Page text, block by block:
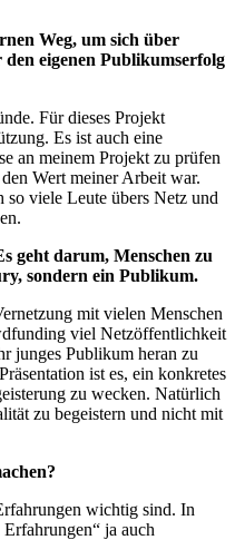
Weg, um sich über
eigenen Publikumserfolg
Für dieses Projekt
Es ist auch eine
an meinem Projekt zu prüfen
Wert meiner Arbeit war.
so viele Leute übers Netz und
geht darum, Menschen zu
sondern ein Publikum.
mit vielen Menschen
viel Netzöffentlichkeit
junges Publikum heran zu
ist es, ein konkretes
zu wecken. Natürlich
zu begeistern und nicht mit
wichtig sind. In
ja auch